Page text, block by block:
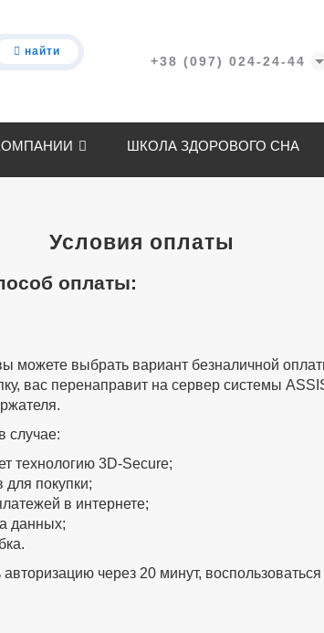
найти
+38 (097) 024-24-44
ШКОЛА ЗДОРОВОГО СНА
Условия оплаты
оплаты:
можете выбрать вариант безналичной
вас перенаправит на сервер системы
случае:
технологию 3D-Secure;
для покупки;
в интернете;
данных;
через 20 минут, воспользоваться